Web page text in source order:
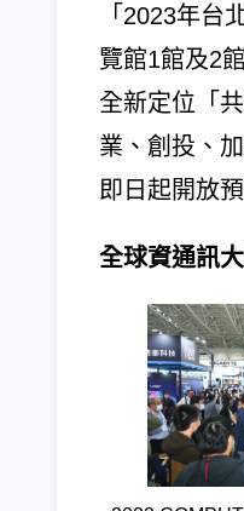
「2023年台
覽館1館及2
全新定位「
業、創投、
即日起開放
全球資通訊